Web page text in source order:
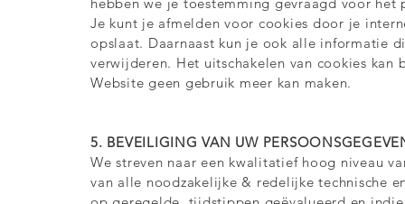
Je kunt je afmelden voor cookies door je
opslaat. Daarnaast kun je ook alle informatie
verwijderen. Het uitschakelen van cookies
Website geen gebruik meer kan maken.
5. BEVEILIGING VAN UW
We streven naar een kwalitatief hoog niveau
van alle noodzakelijke & redelijke technische